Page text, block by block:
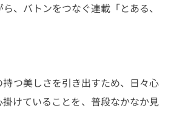
、バトンをつなぐ連載「とある、
つ美しさを引き出すため、日々心
けていることを、普段なかなか見